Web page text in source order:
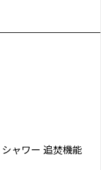
シャワー 追焚機能